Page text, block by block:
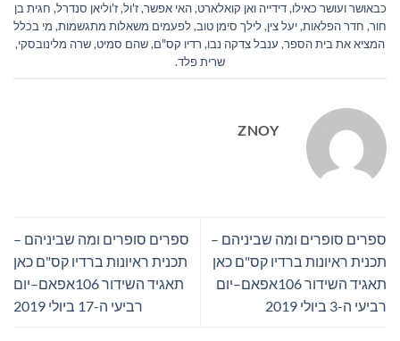
כבאושר ועושר כאילו,דידייה ואן קואלארט,האי אפשר,ז'ול,ז'וליאן סנדרל, חגית בן
חור, חדר הפלאות,יעל צין,לילך סימן טוב,לפעמים משאלות מתגשמות, מי בכלל
המציא את בית הספר, ענבל צדקה נבו, רדיו קס"ם,שהם סמיט,שרה מלינובסקי,
שרית פלד.
ZNOY
ספרים סופרים ומה שביניהם –
תכנית ראיונות ברדיו קס"ם כאן
תאגיד השידור 106אפאם–יום
רביעי ה-3 ביולי 2019
ספרים סופרים ומה שביניהם –
תכנית ראיונות ברדיו קס"ם כאן
תאגיד השידור 106אפאם–יום
רביעי ה-17 ביולי 2019